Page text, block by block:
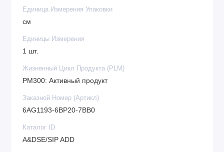
Единица Измерения Упаковки
см
Единицы Измерения
1 шт.
Жизненный Цикл Продукта (PLM)
PM300: Активный продукт
Заказной Номер (Артикл)
6AG1193-6BP20-7BB0
Каталог ID
A&DSE/SIP ADD